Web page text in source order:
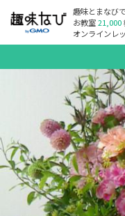
趣味とまなび
お教室21,000
オンラインレ